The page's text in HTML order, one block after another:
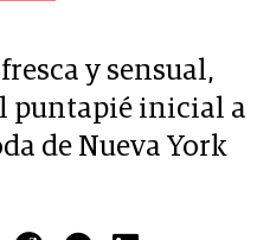
y sensual,
puntapié inicial a
de Nueva York